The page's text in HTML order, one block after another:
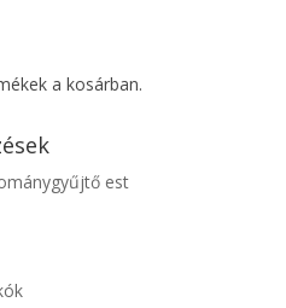
a kosárban.
est